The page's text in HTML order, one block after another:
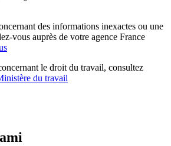
des informations inexactes ou une
vous auprès de votre agence France
le droit du travail, consultez
du travail